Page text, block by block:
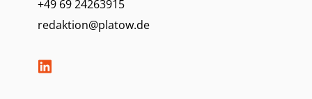
+49 69 24263915
redaktion@platow.de